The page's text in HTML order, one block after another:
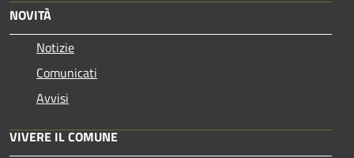
NOVITÀ
Notizie
Comunicati
Avvisi
VIVERE IL COMUNE